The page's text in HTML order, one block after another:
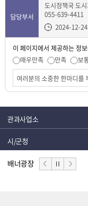
담당부서
도시정책국 도
055-639-4411
2024-12-24
이 페이지에서 제공하는 정
매우만족
만족 보
관과사업소
시/군청
배너광장